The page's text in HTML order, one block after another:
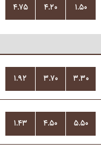
۴.۷۵ ۴.۲۰ ۱.۵۰
۱.۹۲ ۳.۷۰ ۳.۳۰
۱.۴۳ ۴.۵۰ ۵.۵۰